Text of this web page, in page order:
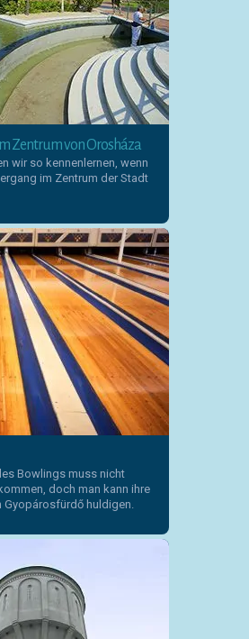
Zentrum von Orosháza
wir so kennenlernen, wenn
im Zentrum der Stadt
Bowlings muss nicht
doch man kann ihre
Gyopárosfürdő huldigen.